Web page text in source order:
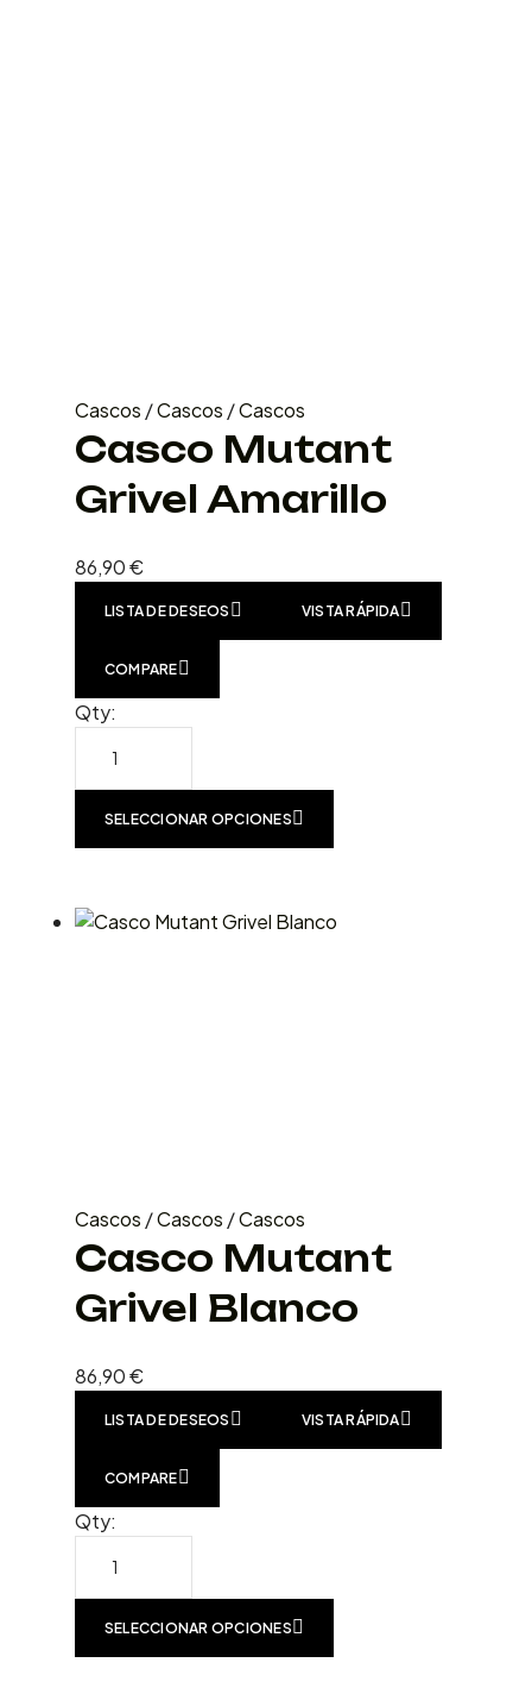
Cascos /Cascos /Cascos
Casco Mutant
Grivel Amarillo
86,90€
LISTA DE DESEOS VISTA RÁPIDA
COMPARE
Qty:
SELECCIONAR OPCIONES
Cascos /Cascos /Cascos
Casco Mutant
Grivel Blanco
86,90€
LISTA DE DESEOS VISTA RÁPIDA
COMPARE
Qty:
SELECCIONAR OPCIONES